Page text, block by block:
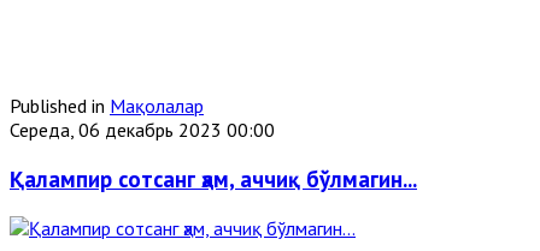
Published in Мақолалар
Середа, 06 декабрь 2023 00:00
Қалампир сотсанг ҳам, аччиқ бўлмагин...